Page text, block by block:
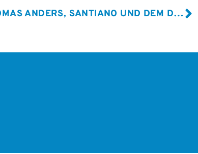
JOSÉ CARRERAS GALA MIT THOMAS ANDERS, SANTIANO UND DEM DRESDNER KREUZCHOR